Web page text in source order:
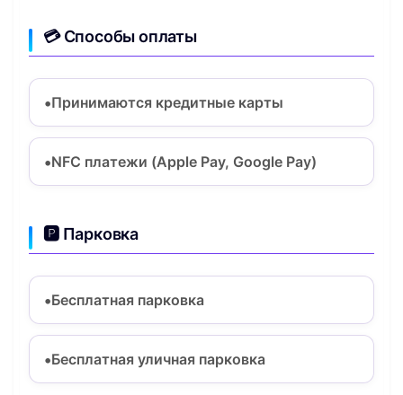
💳 Способы оплаты
Принимаются кредитные карты
NFC платежи (Apple Pay, Google Pay)
🅿️ Парковка
Бесплатная парковка
Бесплатная уличная парковка